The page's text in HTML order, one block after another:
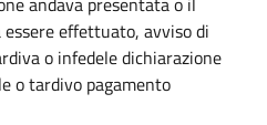
effettuato, avviso di
o infedele dichiarazione
o tardivo pagamento